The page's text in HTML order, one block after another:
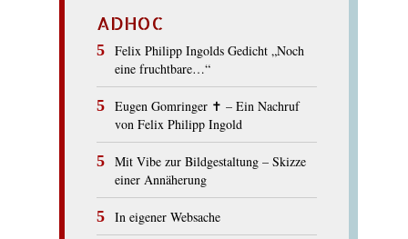
ADHOC
Felix Philipp Ingolds Gedicht „Noch
eine fruchtbare…“
Eugen Gomringer ✝︎ – Ein Nachruf
von Felix Philipp Ingold
Mit Vibe zur Bildgestaltung – Skizze
einer Annäherung
In eigener Websache